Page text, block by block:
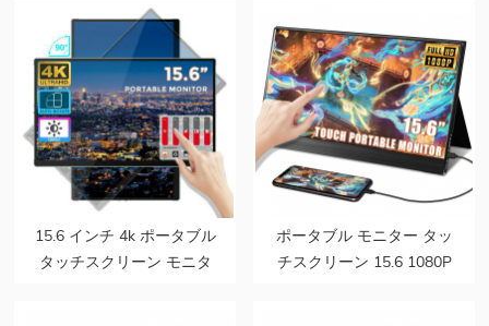
蔵 ラップトップ用タッチ
ポータブル モニター
ター画面
15.6 インチ 4k ポータブル
タッチスクリーン モニタ
ポータブル モニター タッ
チスクリーン 15.6 1080P